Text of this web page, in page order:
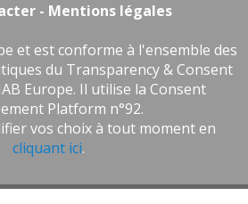
- Mentions légales
et est conforme à l'ensemble des
du Transparency & Consent
Europe. Il utilise la Consent
Platform n°92.
vos choix à tout moment en
cliquant ici.